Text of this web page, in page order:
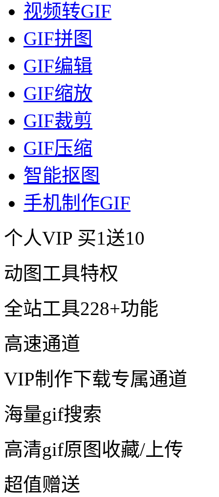
视频转GIF
GIF拼图
GIF编辑
GIF缩放
GIF裁剪
GIF压缩
智能抠图
手机制作GIF
个人VIP 买1送10
动图工具特权
全站工具228+功能
高速通道
VIP制作下载专属通道
海量gif搜索
高清gif原图收藏/上传
超值赠送